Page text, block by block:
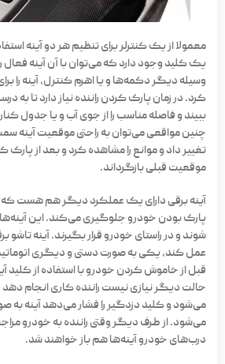
معمولا از یک کنترلر برای تنظیم هر دو آینه
یک کلید وجود دارد که می‌توان با آن آینه فعال
وسیله دیگر دکمه‌ها و یا اهرم کنترل، آینه را
کرد. در زمان پارک کردن راننده نیاز دارد تا به
ببیند و فاصله مناسب را از جوی آب و یا جدول
چنین مواقعی می‌توان به راحتی موقعیت آینه
تغییر داد و موانع را مشاهده کرد و بعد از پارک
موقعیت قبلی بازگرداند.
آینه برقی دارای یک عملکرد دیگر هم هست که
پارک بودن خودرو جلوگیری می‌کند. این
شوند و در راستای خودرو قرار بگیرند. آینه تاشو
عمل کند، یکی به صورت دستی و دیگری
قبل از خاموش کردن خودرو با استفاده از کلید
حالت دیگر نیازی نیست راننده کاری انجام دهد
می‌شود و کلید دزدگیر را فشار می‌دهد آینه به
می‌شود. از طرف دیگر وقتی راننده به خودرو
درب‌های خودرو آینه‌ها هم باز خواهند شد.